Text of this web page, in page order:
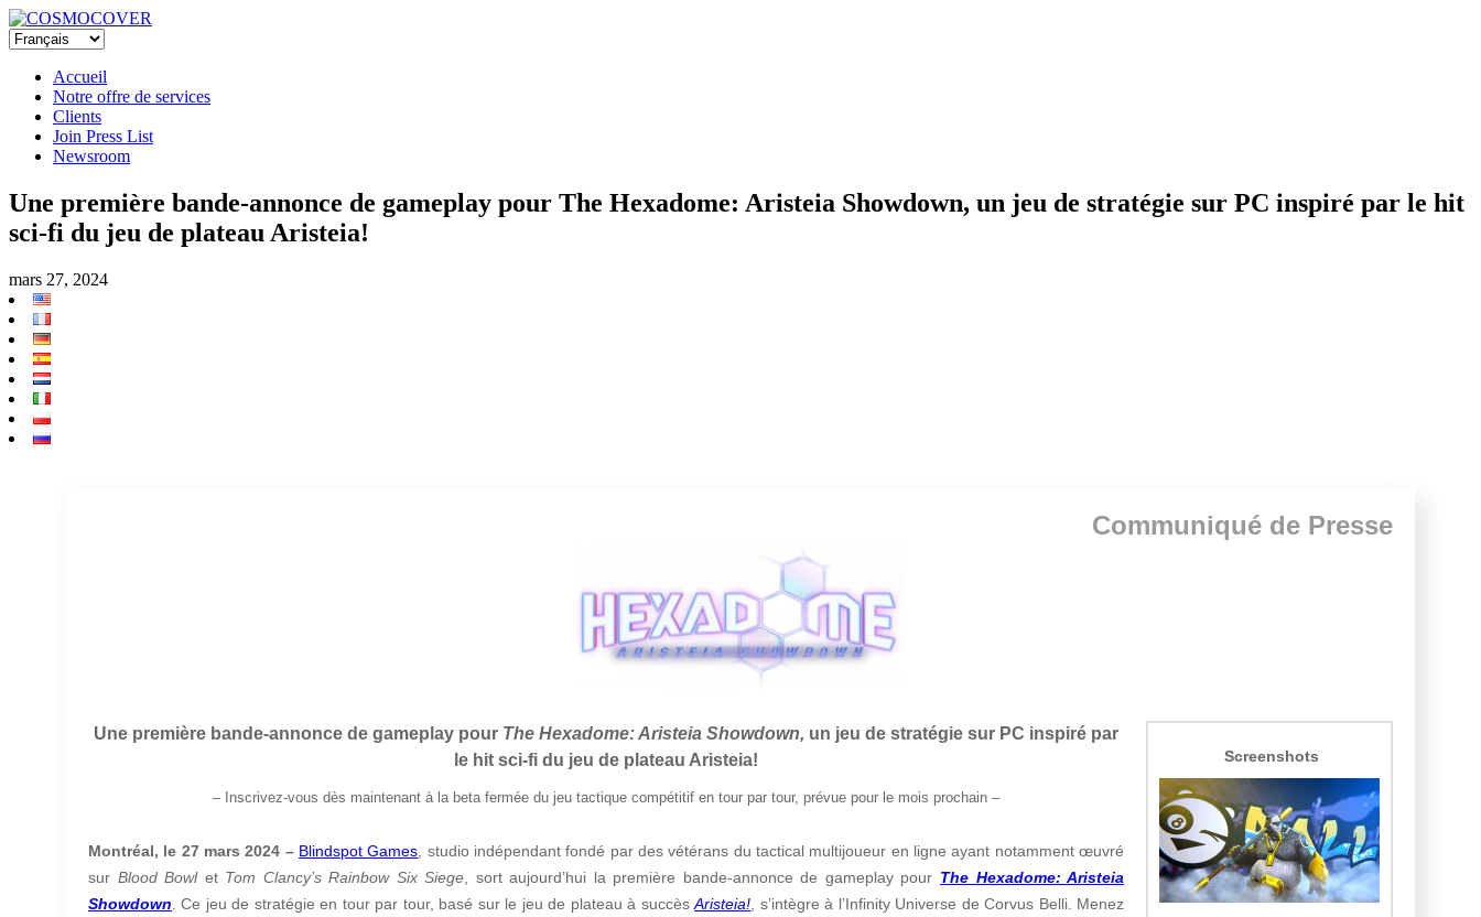
Accueil
Notre offre de services
Clients
Join Press List
Newsroom
Une première bande-annonce de gameplay pour The Hexadome: Aristeia Showdown, un jeu de stratégie sur PC inspiré par le hit
sci-fi du jeu de plateau Aristeia!
mars 27, 2024
Communiqué de Presse
Une première bande-annonce de gameplay pour The Hexadome: Aristeia Showdown, un jeu de stratégie sur PC inspiré par
le hit sci-fi du jeu de plateau Aristeia!
– Inscrivez-vous dès maintenant à la beta fermée du jeu tactique compétitif en tour par tour, prévue pour le mois prochain –
Montréal, le 27 mars 2024 – Blindspot Games , studio indépendant fondé par des vétérans du tactical multijoueur en ligne ayant notamment œuvré
sur Blood Bowlet Tom Clancy’s Rainbow Six Siege , sort aujourd’hui la première bande-annonce de gameplay pour The Hexadome: Aristeia
Showdown . Ce jeu de stratégie en tour par tour, basé sur le jeu de plateau à succèsAristeia! s’intègre à l’Infinity Universe de Corvus Belli. Menez
Screenshots